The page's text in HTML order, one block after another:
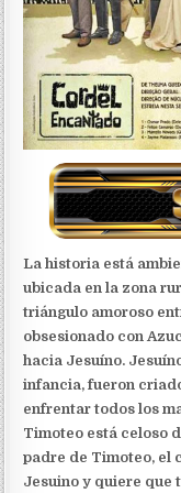
La historia está
ubicada en la zona
triángulo amoroso
obsesionado con
hacia Jesuíno.
infancia, fueron
enfrentar todos los
Timoteo está celoso
padre de Timoteo, el
Jesuino y quiere que